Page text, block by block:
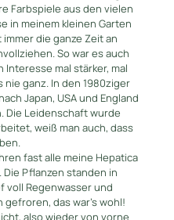
Farbspiele aus den vielen
in meinem kleinen Garten
die ganze Zeit an
So war es auch
mal stärker, mal
ganz. In den 1980ziger
Japan, USA und England
Die Leidenschaft wurde
weiß man auch, dass
fast alle meine Hepatica
Pflanzen standen in
voll Regenwasser und
das war’s wohl!
also wieder von vorne